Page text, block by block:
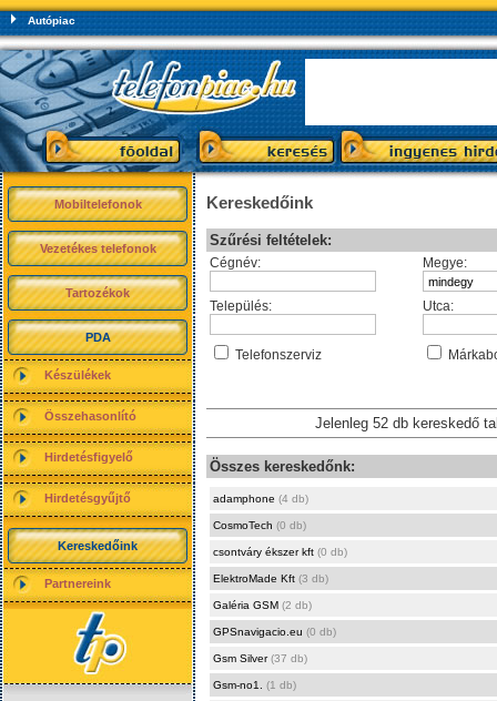
Autópiac
Mobiltelefonok
Vezetékes telefonok
Tartozékok
PDA
Készülékek
Összehasonlító
Hirdetésfigyelő
Hirdetésgyűjtő
Kereskedőink
Partnereink
Kereskedőink
Szűrési feltételek:
Cégnév: Megye:
Település: Utca:
Telefonszerviz
Jelenleg 52 db kereskedő
Összes kereskedőnk:
adamphone (4 db)
CosmoTech (0 db)
csontváry ékszer kft (0 db)
ElektroMade Kft (3 db)
Galéria GSM (2 db)
GPSnavigacio.eu (0 db)
Gsm Silver(37 db)
Gsm-no1. (1 db)